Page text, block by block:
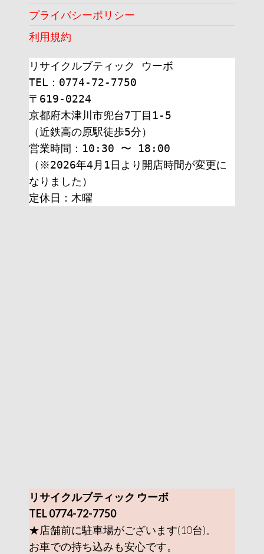
プライバシーポリシー
利用規約
リサイクルブティック ウーボ
TEL：0774-72-7750
〒619-0224
京都府木津川市兜台7丁目1-5
（近鉄高の原駅徒歩5分）
営業時間：10:30 〜 18:00
（※2026年4月1日より開店時間が変更に
なりました）
定休日：木曜
リサイクルブティック ウーボ
TEL 0774-72-7750
★店舗前に駐車場がございます(10台)。
お車での持ち込みも安心です。